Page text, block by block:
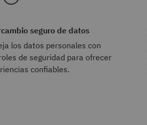
seguro de datos
los datos personales con
de seguridad para ofrecer
confiables.